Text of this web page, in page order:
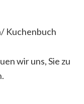
Kuchenbuch
wir uns, Sie zu